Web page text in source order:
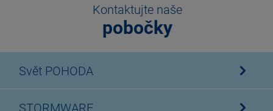
Kontaktujte naše
pobočky
Svět POHODA
STORMWARE